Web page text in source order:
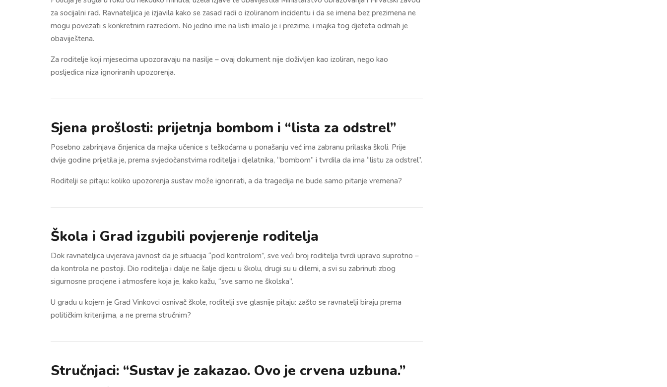
za socijalni rad. Ravnateljica je izjavila kako se zasad radi o izoliranom incidentu i da se imena bez prezimena ne
mogu povezati s konkretnim razredom. No jedno ime na listi imalo je i prezime, i majka tog djeteta odmah je
obaviještena.
Za roditelje koji mjesecima upozoravaju na nasilje – ovaj dokument nije doživljen kao izoliran, nego kao
posljedica niza ignoriranih upozorenja.
Sjena prošlosti: prijetnja bombom i “lista za odstrel”
Posebno zabrinjava činjenica da majka učenice s teškoćama u ponašanju već ima zabranu prilaska školi. Prije
dvije godine prijetila je, prema svjedočanstvima roditelja i djelatnika, “bombom” i tvrdila da ima “listu za odstrel”.
Roditelji se pitaju: koliko upozorenja sustav može ignorirati, a da tragedija ne bude samo pitanje vremena?
Škola i Grad izgubili povjerenje roditelja
Dok ravnateljica uvjerava javnost da je situacija “pod kontrolom”, sve veći broj roditelja tvrdi upravo suprotno –
da kontrola ne postoji. Dio roditelja i dalje ne šalje djecu u školu, drugi su u dilemi, a svi su zabrinuti zbog
sigurnosne procjene i atmosfere koja je, kako kažu, “sve samo ne školska”.
U gradu u kojem je Grad Vinkovci osnivač škole, roditelji sve glasnije pitaju: zašto se ravnatelji biraju prema
političkim kriterijima, a ne prema stručnim?
Stručnjaci: “Sustav je zakazao. Ovo je crvena uzbuna.”